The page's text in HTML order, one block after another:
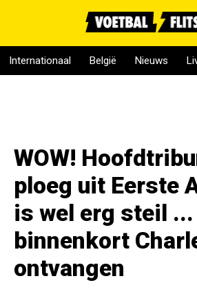
Internationaal België Nieuws
WOW!
ploeg uit Eerste
is wel erg steil ...
binnenkort
ontvangen